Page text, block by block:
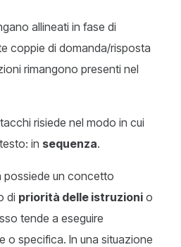
allineati in fase di
coppie di domanda/risposta
rimangono presenti nel
risiede nel modo in cui
in sequenza.
possiede un concetto
di priorità delle istruzioni o
tende a eseguire
o specifica. In una situazione